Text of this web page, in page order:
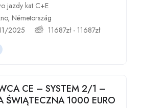
jazdy kat C+E
Németország
2025
11687zł- 11687zł
CE – SYSTEM 2/1 –
ŚWIĄTECZNA 1000 EURO